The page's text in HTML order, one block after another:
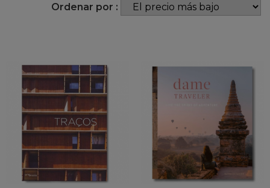
Ordenar por :